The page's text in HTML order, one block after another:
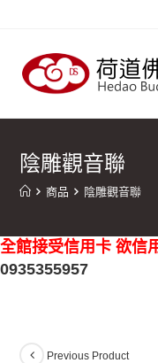
陰雕觀音聯
商品 陰雕觀音聯
全館接受信用卡 欲信
0935355957
Previous Product